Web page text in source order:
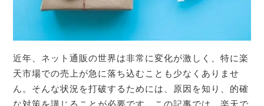
近年、ネット通販の世界は非常に変化が激しく、特に楽
天市場での売上が急に落ち込むことも少なくありませ
ん。そんな状況を打破するためには、原因を知り、的確
な対策を講じることが必要です。この記事では、楽天で